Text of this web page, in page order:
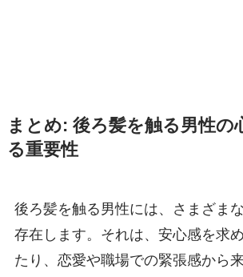
まとめ: 後ろ髪を触る男性の
る重要性
後ろ髪を触る男性には、さまざま
存在します。それは、安心感を求
たり、恋愛や職場での緊張感から